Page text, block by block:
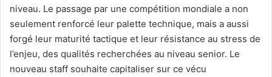
niveau. Le passage par une compétition mondiale a non
seulement renforcé leur palette technique, mais a aussi
forgé leur maturité tactique et leur résistance au stress de
l’enjeu, des qualités recherchées au niveau senior. Le
nouveau staff souhaite capitaliser sur ce vécu